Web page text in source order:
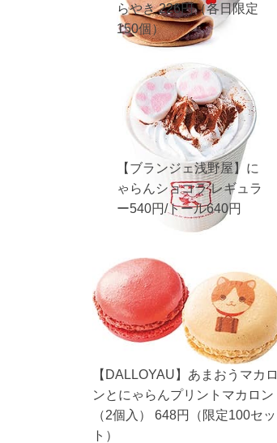
らやき 226円（各日限定
150個）
【ブランジェ浅野屋】に
ゃらんショコラ レギュラ
ー540円/トール640円
【DALLOYAU】あまおうマカロ
ンとにゃらんプリントマカロン
（2個入） 648円（限定100セッ
ト）